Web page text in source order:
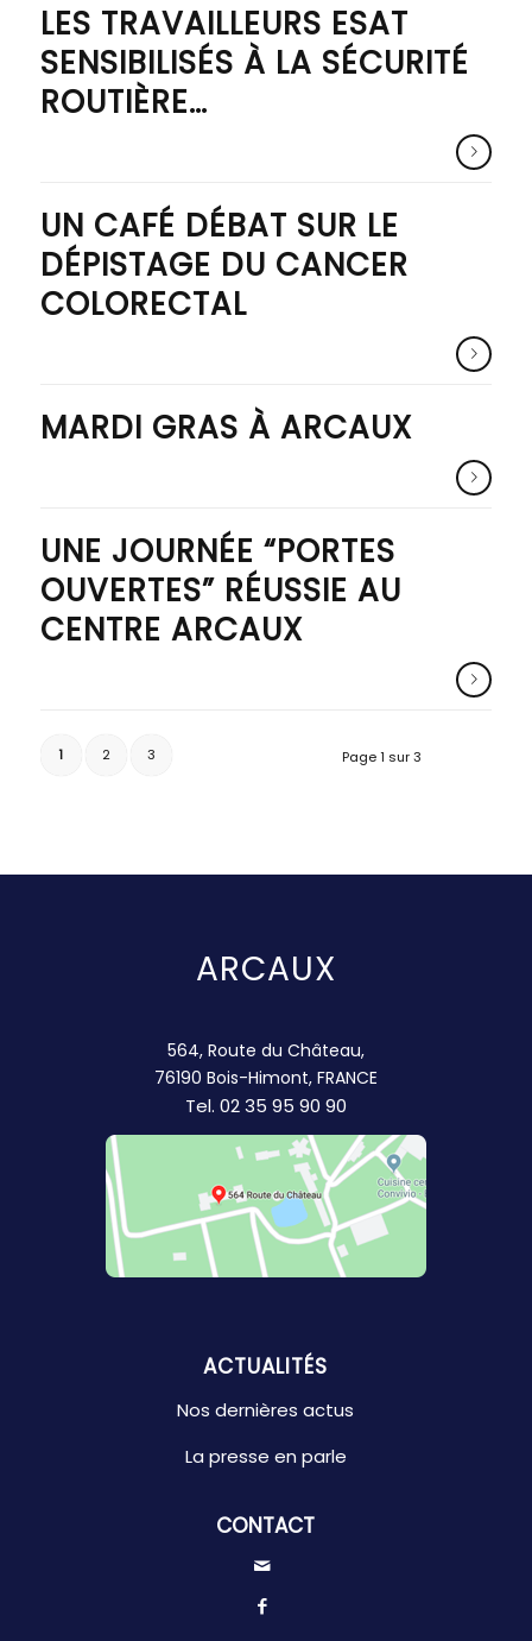
LES TRAVAILLEURS ESAT
SENSIBILISÉS À LA SÉCURITÉ
ROUTIÈRE…
UN CAFÉ DÉBAT SUR LE
DÉPISTAGE DU CANCER
COLORECTAL
MARDI GRAS À ARCAUX
UNE JOURNÉE “PORTES
OUVERTES” RÉUSSIE AU
CENTRE ARCAUX
Page 1 sur 3
1 2 3
ARCAUX
564, Route du Château,
76190 Bois-Himont, FRANCE
Tel. 02 35 95 90 90
ACTUALITÉS
Nos dernières actus
La presse en parle
CONTACT